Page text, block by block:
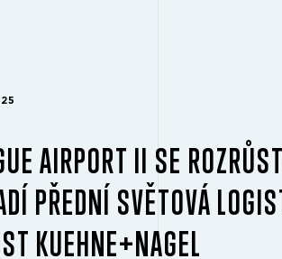
AIRPORT II SE
PŘEDNÍ SVĚTOVÁ
KUEHNE+NAGEL